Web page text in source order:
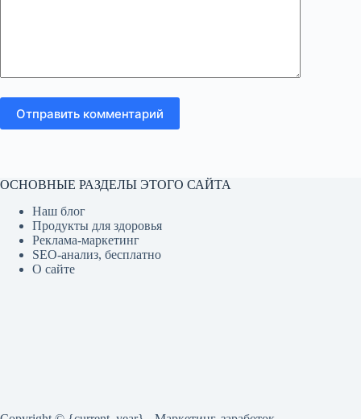
Отправить комментарий
ОСНОВНЫЕ РАЗДЕЛЫ ЭТОГО САЙТА
Наш блог
Продукты для здоровья
Реклама-маркетинг
SEO-анализ, бесплатно
О сайте